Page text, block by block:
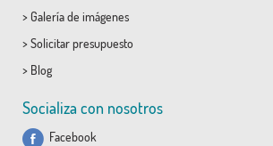
> Galería de imágenes
> Solicitar presupuesto
> Blog
Socializa con nosotros
Facebook